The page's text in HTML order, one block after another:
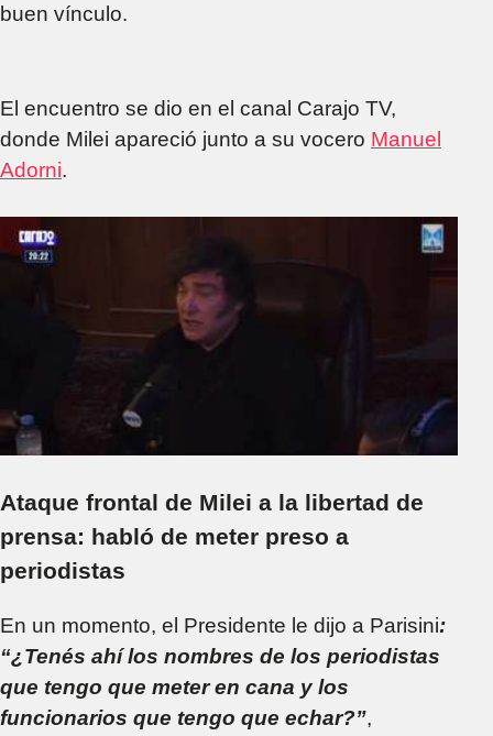
buen vínculo.
El encuentro se dio en el canal Carajo TV,
donde Milei apareció junto a su vocero Manuel
Adorni.
Ataque frontal de Milei a la libertad de
prensa: habló de meter preso a
periodistas
En un momento, el Presidente le dijo a Parisini:
“¿Tenés ahí los nombres de los periodistas
que tengo que meter en cana y los
funcionarios que tengo que echar?”,